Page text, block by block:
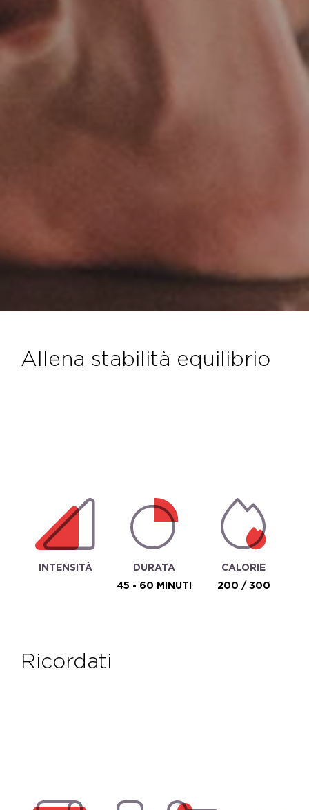
allena stabilità equilibrio
INTENSITÀ
DURATA
45 - 60 MINUTI
CALORIE
200 / 300
ricordati